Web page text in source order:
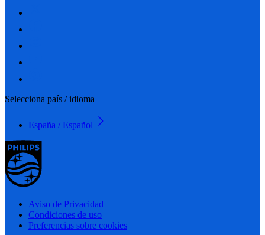
Selecciona país / idioma
España / Español
Aviso de Privacidad
Condiciones de uso
Preferencias sobre cookies